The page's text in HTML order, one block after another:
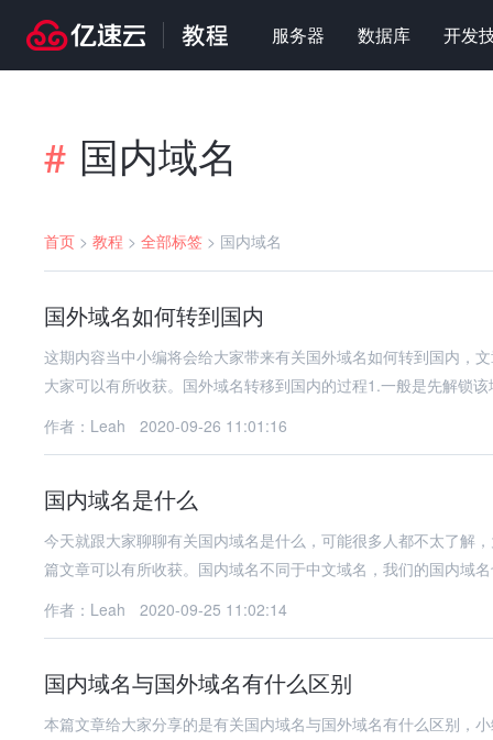
服务器 数据库 开发
# 国内域名
首页 > 教程 > 全部标签 > 国内域名
国外域名如何转到国内
这期内容当中小编将会给大家带来有关国外域名如何转到国内，
大家可以有所收获。国外域名转移到国内的过程1.一般是先解锁
作者：Leah
2020-09-26 11:01:16
国内域名是什么
今天就跟大家聊聊有关国内域名是什么，可能很多人都不太了解
篇文章可以有所收获。国内域名不同于中文域名，我们的国内域
作者：Leah
2020-09-25 11:02:14
国内域名与国外域名有什么区别
本篇文章给大家分享的是有关国内域名与国外域名有什么区别，